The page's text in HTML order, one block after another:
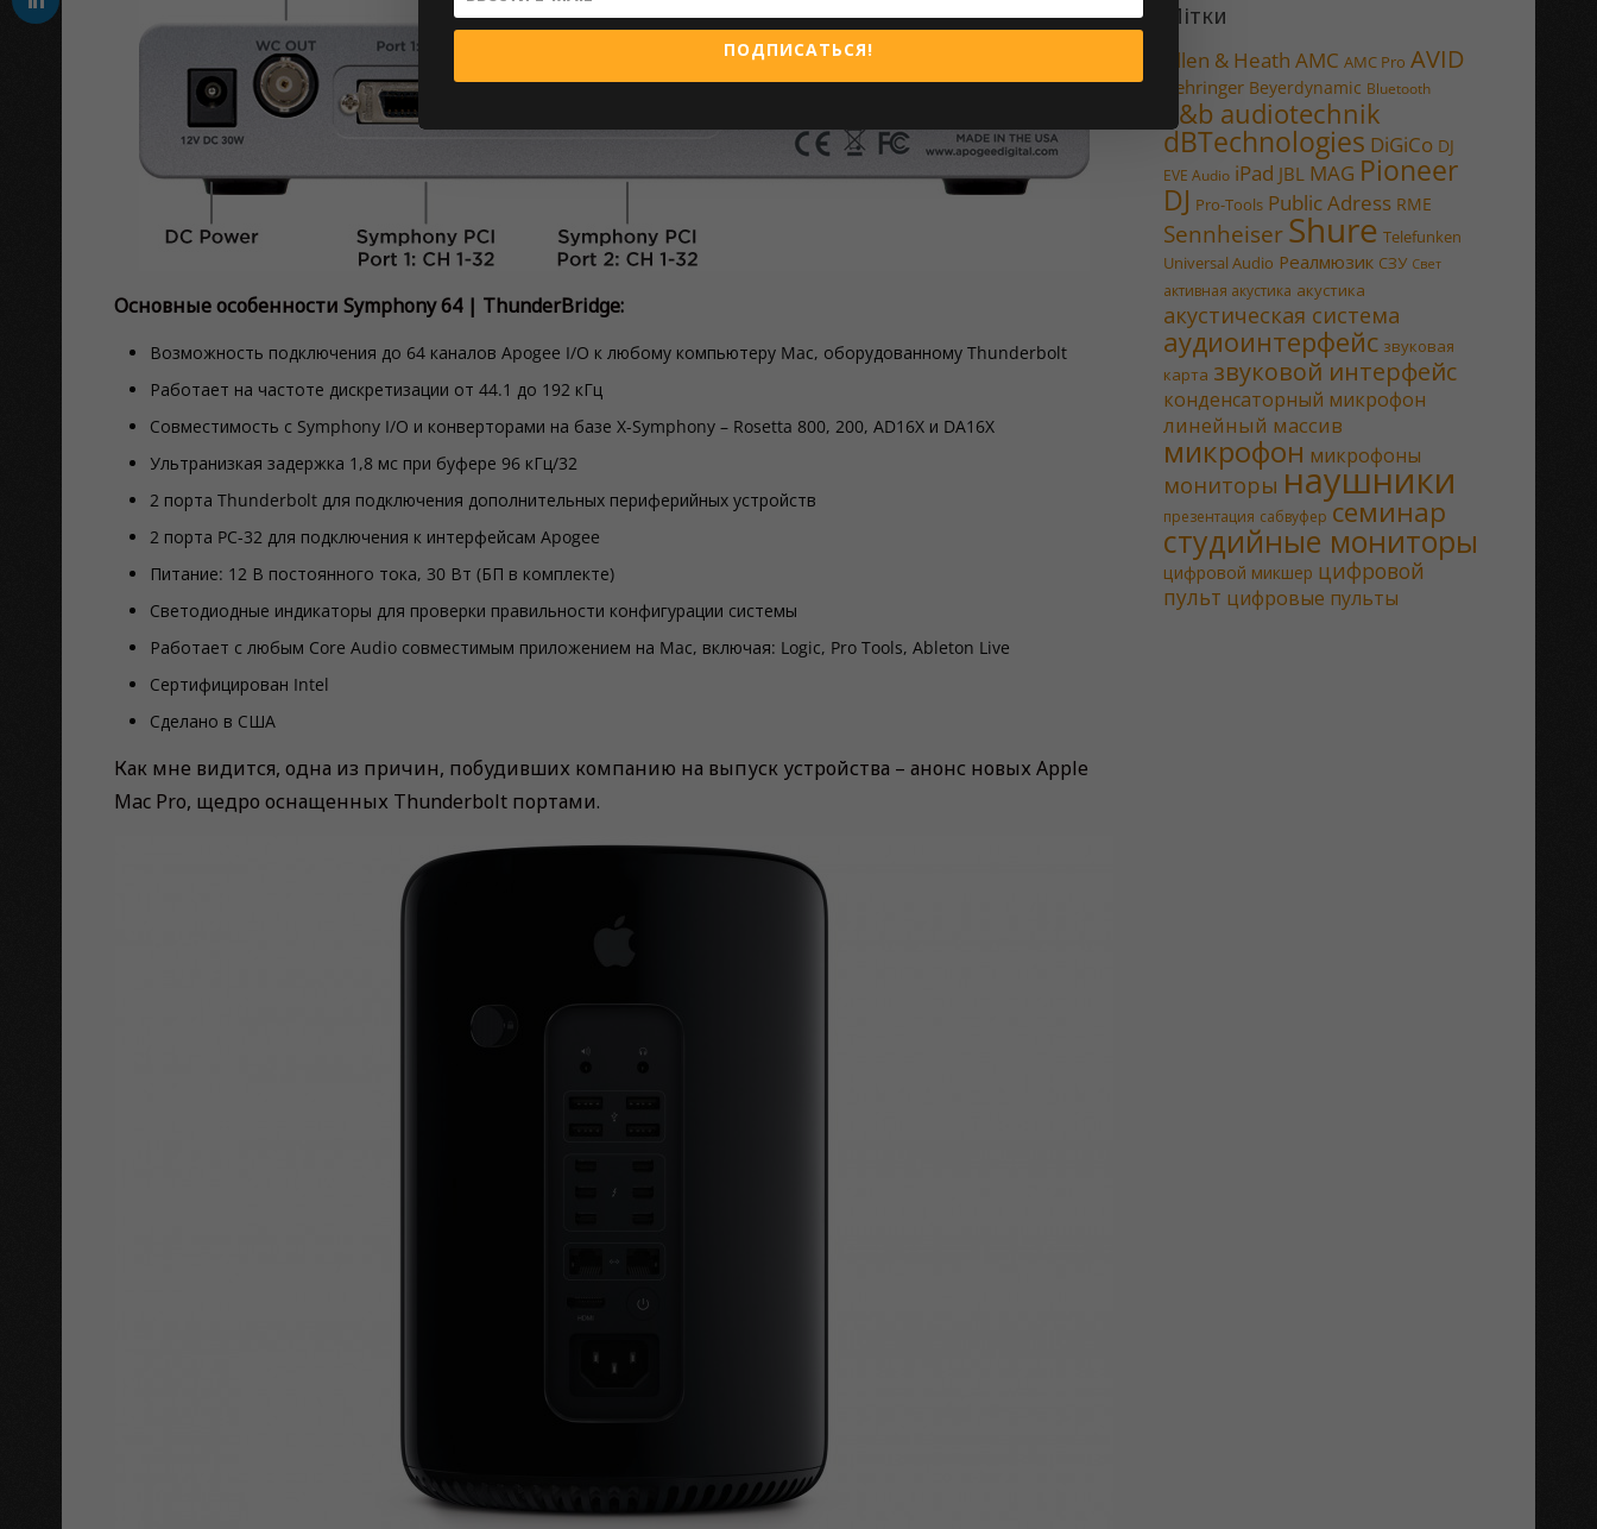
Основные особенности Symphony 64 | ThunderBridge:
Возможность подключения до 64 каналов Apogee I/O к любому компьютеру Mac, оборудованному Thunderbolt
Работает на частоте дискретизации от 44.1 до 192 кГц
Совместимость с Symphony I/O и конверторами на базе X-Symphony – Rosetta 800, 200, AD16X и DA16X
Ультранизкая задержка 1,8 мс при буфере 96 кГц/32
2 порта Thunderbolt для подключения дополнительных периферийных устройств
2 порта PC-32 для подключения к интерфейсам Apogee
Питание: 12 В постоянного тока, 30 Вт (БП в комплекте)
Светодиодные индикаторы для проверки правильности конфигурации системы
Работает с любым Core Audio совместимым приложением на Mac, включая: Logic, Pro Tools, Ableton Live
Сертифицирован Intel
Сделано в США
Как мне видится, одна из причин, побудивших компанию на выпуск устройства – анонс новых Apple
Mac Pro, щедро оснащенных Thunderbolt портами.
Мітки
Allen & Heath AMC AMC Pro AVID
Behringer Beyerdynamic Bluetooth
d&b audiotechnik
dBTechnologies DiGiCo DJ
EVE Audio iPad JBL MAG Pioneer
DJ Pro-Tools Public Adress RME
Sennheiser Shure Telefunken
Universal Audio Реалмюзик СЗУ Свет
активная акустика акустика
акустическая система
аудиоинтерфейс звуковая
карта звуковой интерфейс
конденсаторный микрофон
линейный массив
микрофон микрофоны
мониторы наушники
презентация сабвуфер семинар
студийные мониторы
цифровой микшер цифровой
пульт цифровые пульты
ПОДПИСАТЬСЯ!